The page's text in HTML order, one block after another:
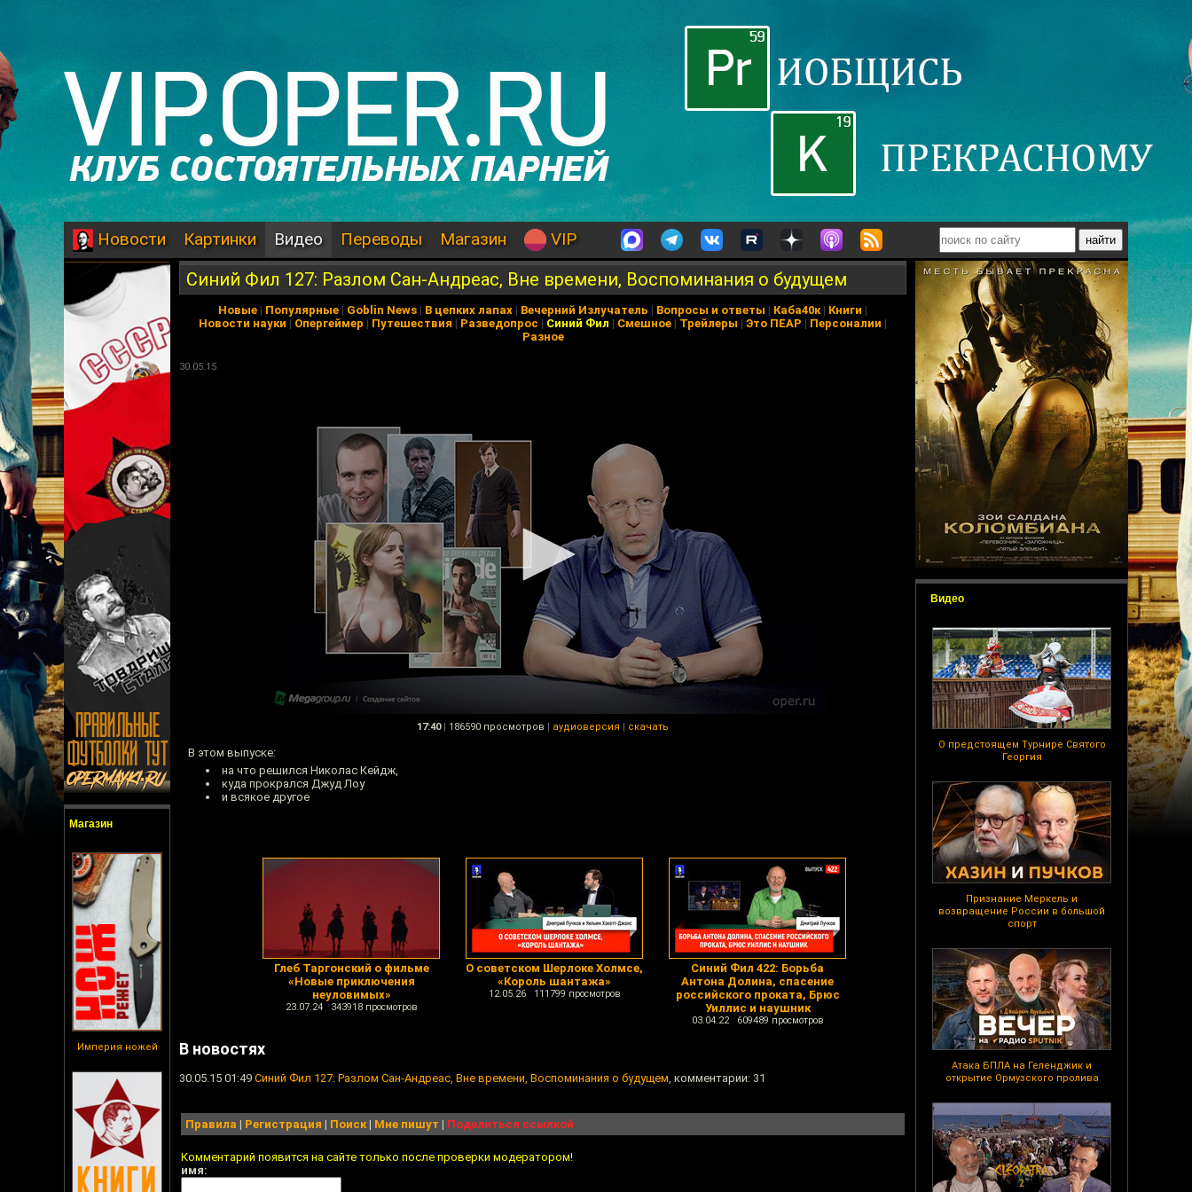
Новости Картинки Видео Переводы Магазин VIP
Магазин
Империя ножей
Видео
О предстоящем Турнире Святого
Георгия
Признание Меркель и
возвращение России в большой
спорт
Атака БПЛА на Геленджик и
открытие Ормузского пролива
Синий Фил 127: Разлом Сан-Андреас, Вне времени, Воспоминания о будущем
Новые | Популярные | Goblin News | В цепких лапах | Вечерний Излучатель | Вопросы и ответы | Каба40к| Книги |
Новости науки | Опергеймер | Путешествия | Разведопрос | Синий Фил | Смешное | Трейлеры | Это ПЕАР | Персоналии |
Разное
30.05.15
17:40 | 186590 просмотров | аудиоверсия | скачать
В этом выпуске:
на что решился Николас Кейдж,
куда прокрался Джуд Лоу
и всякое другое
Глеб Таргонский о фильме
«Новые приключения
неуловимых»
23.07.24 343918 просмотров
О советском Шерлоке Холмсе,
«Король шантажа»
12.05.26 111799 просмотров
Синий Фил 422: Борьба
Антона Долина, спасение
российского проката, Брюс
Уиллис и наушник
03.04.22 609489 просмотров
В новостях
30.05.15 01:49 Синий Фил 127: Разлом Сан-Андреас, Вне времени, Воспоминания о будущем, комментарии: 31
Правила | Регистрация | Поиск| Мне пишут | Поделиться ссылкой
Комментарий появится на сайте только после проверки модератором!
имя: